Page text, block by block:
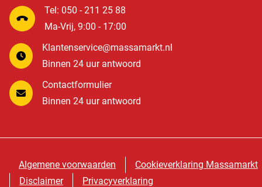
Tel: 050 - 211 25 88
Ma-Vrij, 9:00 - 17:00
Klantenservice@massamarkt.nl
Binnen 24 uur antwoord
Contactformulier
Binnen 24 uur antwoord
Algemene voorwaarden
Cookieverklaring Massamarkt
Disclaimer
Privacyverklaring